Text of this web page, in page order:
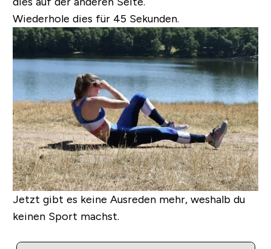
Wiederhole dies für 45 Sekunden.
Jetzt gibt es keine Ausreden mehr, weshalb du
keinen Sport machst.